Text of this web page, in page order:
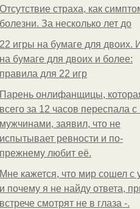
Отсутствие страха, как
болезни. За несколько лет до
22 игры на бумаге для двоих.
на бумаге для двоих и более:
правила для 22 игр
Парень онлифанщицы,
всего за 12 часов переспала с
мужчинами, заявил, что не
испытывает ревности и по-
прежнему любит её.
Мне кажется, что мир сошел с
и почему я не найду ответа,
встрече смотрят не в глаза -.